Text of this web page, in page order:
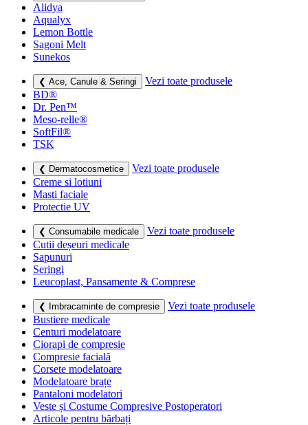
Alidya
Aqualyx
Lemon Bottle
Sagoni Melt
Sunekos
❮ Ace, Canule & Seringi
Vezi toate produsele
BD®
Dr. Pen™
Meso-relle®
SoftFil®
TSK
❮ Dermatocosmetice
Vezi toate produsele
Creme si lotiuni
Masti faciale
Protectie UV
❮ Consumabile medicale
Vezi toate produsele
Cutii deșeuri medicale
Sapunuri
Seringi
Leucoplast, Pansamente & Comprese
❮ Imbracaminte de compresie
Vezi toate produsele
Bustiere medicale
Centuri modelatoare
Ciorapi de compresie
Compresie facială
Corsete modelatoare
Modelatoare brațe
Pantaloni modelatori
Veste și Costume Compresive Postoperatori
Articole pentru bărbați